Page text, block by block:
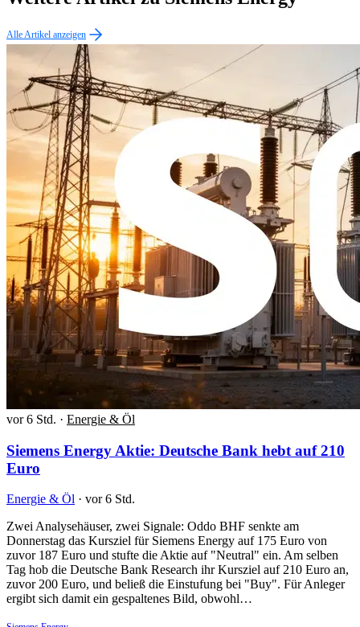
Alle Artikel anzeigen
vor 6 Std. · Energie & Öl
Siemens Energy Aktie: Deutsche Bank hebt auf 210
Euro
Energie & Öl · vor 6 Std.
Zwei Analysehäuser, zwei Signale: Oddo BHF senkte am
Donnerstag das Kursziel für Siemens Energy auf 175 Euro von
zuvor 187 Euro und stufte die Aktie auf "Neutral" ein. Am selben
Tag hob die Deutsche Bank Research ihr Kursziel auf 210 Euro an,
zuvor 200 Euro, und beließ die Einstufung bei "Buy". Für Anleger
ergibt sich damit ein gespaltenes Bild, obwohl…